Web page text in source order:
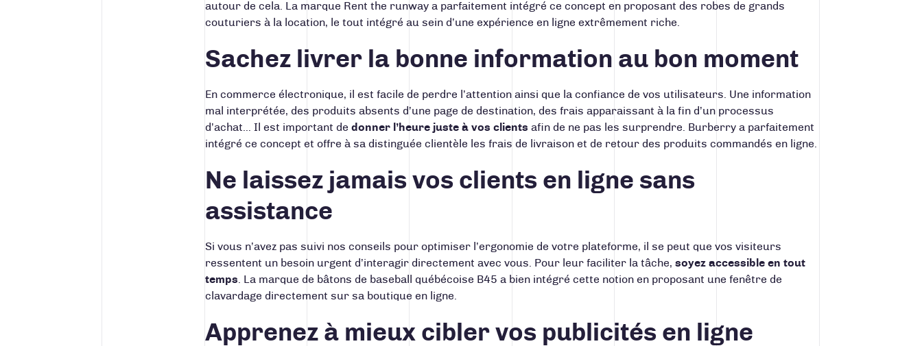
autour de cela. La marque Rent the runwaya parfaitement intégré ce concept en proposant des robes de grands
couturiers à la location, le tout intégré au sein d’une expérience en ligne extrêmement riche.
Sachez livrer la bonne information au bon moment
En commerce électronique, il est facile de perdre l’attention ainsi que la confiance de vos utilisateurs. Une information
mal interprétée, des produits absents d’une page de destination, des frais apparaissant à la fin d’un processus
d’achat… Il est important de donner l’heure juste à vos clients afin de ne pas les surprendre. Burberrya parfaitement
intégré ce concept et offre à sa distinguée clientèle les frais de livraison et de retour des produits commandés en ligne.
Ne laissez jamais vos clients en ligne sans
assistance
Si vous n’avez pas suivi nos conseils pour optimiser l’ergonomie de votre plateforme, il se peut que vos visiteurs
ressentent un besoin urgent d’interagir directement avec vous. Pour leur faciliter la tâche, soyez accessible en tout
temps . La marque de bâtons de baseball québécoise B45 a bien intégré cette notion en proposant une fenêtre de
clavardage directement sur sa boutique en ligne.
Apprenez à mieux cibler vos publicités en ligne